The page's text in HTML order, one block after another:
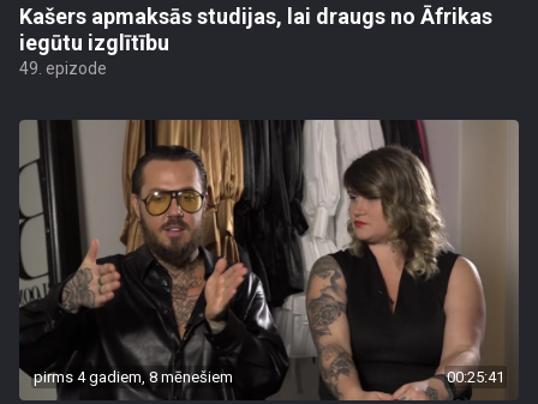
Kašers apmaksās studijas, lai draugs no Āfrikas
iegūtu izglītību
49. epizode
pirms 4 gadiem, 8 mēnešiem 00:25:41